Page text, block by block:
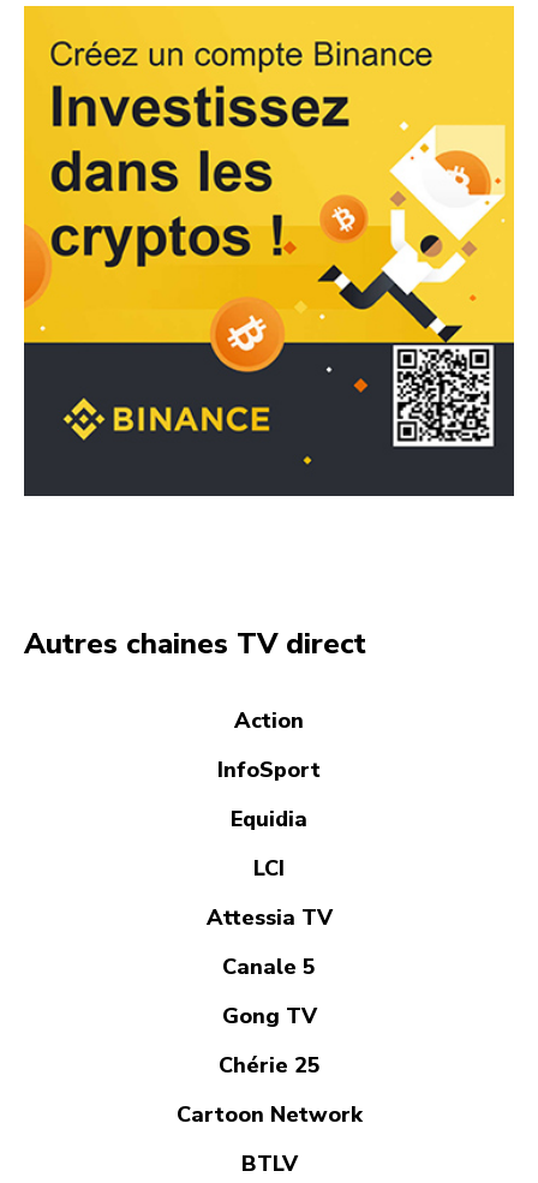
Autres chaines TV direct
Action
InfoSport
Equidia
LCI
Attessia TV
Canale 5
Gong TV
Chérie 25
Cartoon Network
BTLV